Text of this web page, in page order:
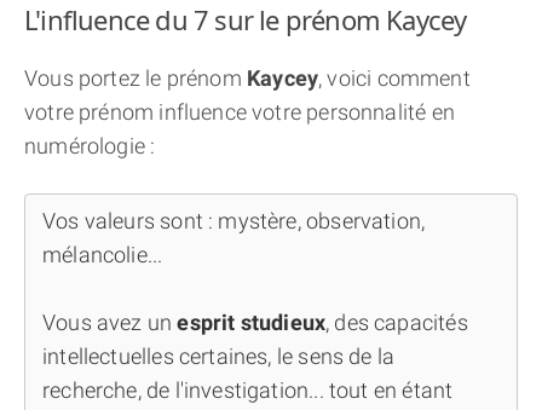
L'influence du 7 sur le prénom Kaycey
Vous portez le prénom Kaycey, voici comment
votre prénom influence votre personnalité en
numérologie :
Vos valeurs sont : mystère, observation,
mélancolie...
Vous avez unesprit studieux, des capacités
intellectuelles certaines, le sens de la
recherche, de l'investigation... tout en étant